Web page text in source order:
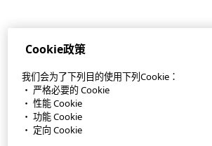
StyleHint APP
使用條款
私隱政策
Cookie政策
我们会为了下列目的使用下列Cookie：
・ 严格必要的 Cookie
・ 性能 Cookie
・ 功能 Cookie
・ 定向 Cookie